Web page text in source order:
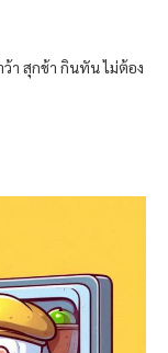
า สุกช้า กินทัน ไม่ต้อง